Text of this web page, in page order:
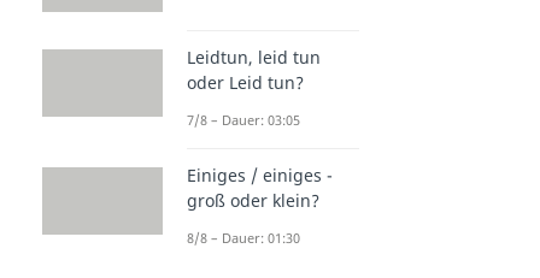
Leidtun, leid tun
oder Leid tun?
7/8 – Dauer: 03:05
Einiges / einiges -
groß oder klein?
8/8 – Dauer: 01:30